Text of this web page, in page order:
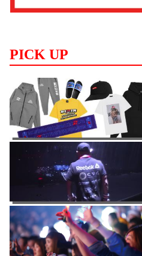
PICK UP